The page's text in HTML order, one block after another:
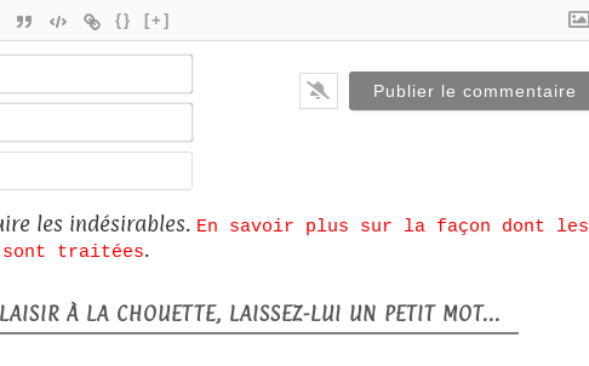
{} [+]
mail*
web
les indésirables. En savoir plus sur la façon dont les
sont traitées.
À LA CHOUETTE, LAISSEZ-LUI UN PETIT MOT...